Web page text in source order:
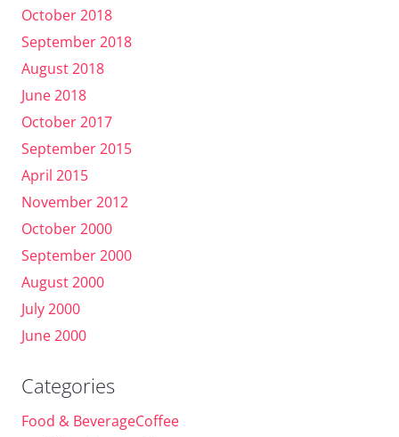
October 2018
September 2018
August 2018
June 2018
October 2017
September 2015
April 2015
November 2012
October 2000
September 2000
August 2000
July 2000
June 2000
Categories
Food & BeverageCoffee